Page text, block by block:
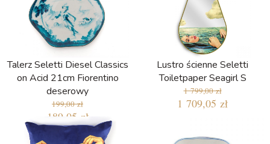
Talerz Seletti Diesel Classics
on Acid 21cm Fiorentino
deserowy
199,00 zł
189,05 zł
Lustro ścienne Seletti
Toiletpaper Seagirl S
1 799,00 zł
1 709,05 zł